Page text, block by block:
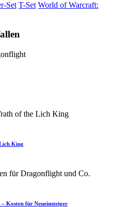
Set T-Set World of Warcraft:
King
Kosten für Neueinsteiger